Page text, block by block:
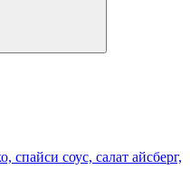
спайси соус, салат айсберг,